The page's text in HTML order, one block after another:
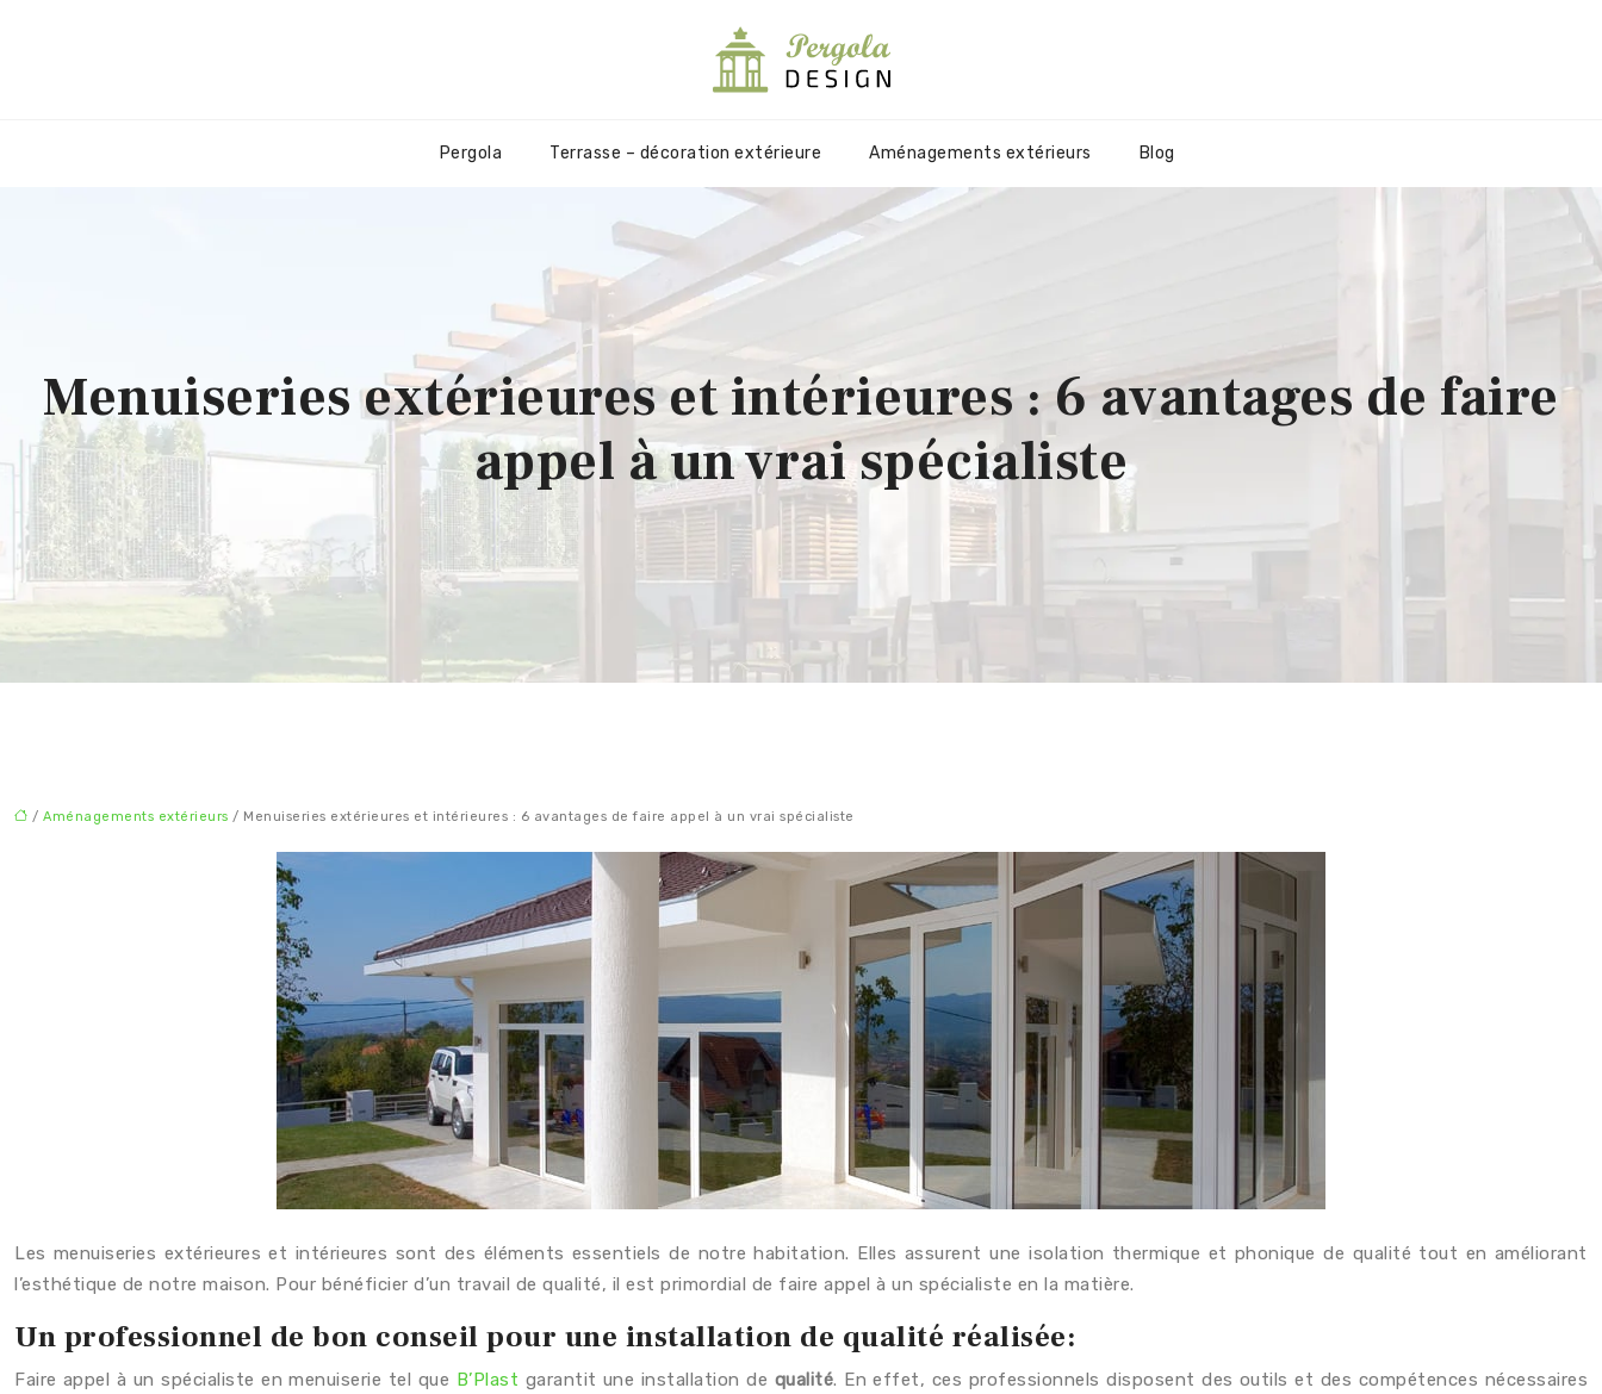
Pergola Terrasse – décoration extérieure Aménagements extérieurs Blog
Menuiseries extérieures et intérieures : 6 avantages de faire
appel à un vrai spécialiste
/ Aménagements extérieurs / Menuiseries extérieures et intérieures : 6 avantages de faire appel à un vrai spécialiste
Les menuiseries extérieures et intérieures sont des éléments essentiels de notre habitation. Elles assurent une isolation thermique et phonique de qualité tout en améliorant
l’esthétique de notre maison. Pour bénéficier d’un travail de qualité, il est primordial de faire appel à un spécialiste en la matière.
Un professionnel de bon conseil pour une installation de qualité réalisée:
Faire appel à un spécialiste en menuiserie tel que B’Plast garantit une installation de qualité. En effet, ces professionnels disposent des outils et des compétences nécessaires